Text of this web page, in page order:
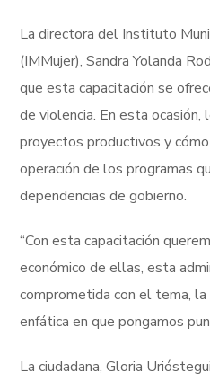
La directora del Instituto
(IMMujer), Sandra Yolanda
que esta capacitación se
de violencia. En esta ocasión,
proyectos productivos y
operación de los programas
dependencias de gobierno.
“Con esta capacitación
económico de ellas, esta
comprometida con el tema,
enfática en que pongamos
La ciudadana, Gloria